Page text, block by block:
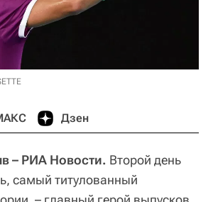
Дзен
– РИА Новости. Второй день
самый титулованный